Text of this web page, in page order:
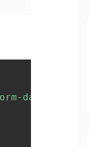
data